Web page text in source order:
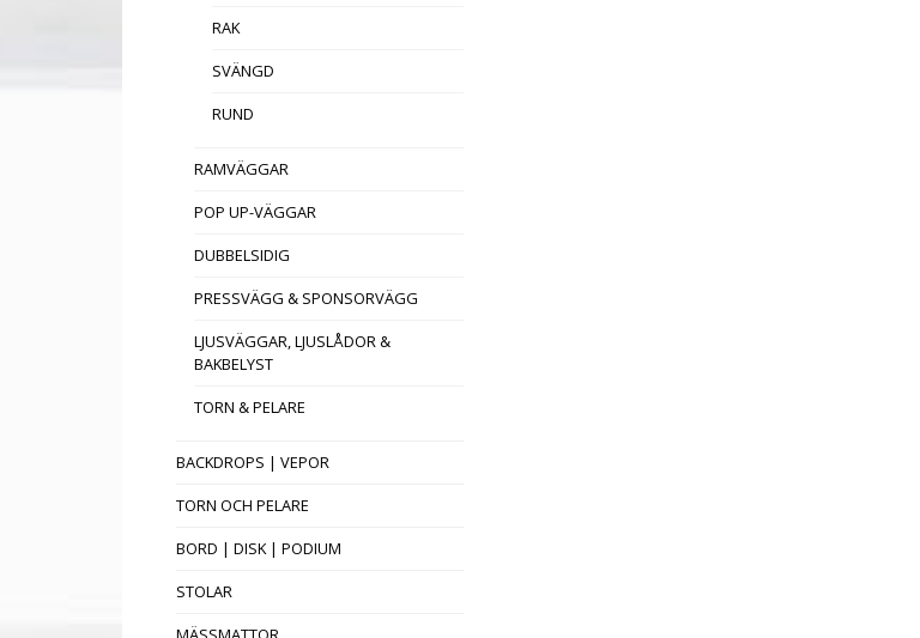
RAK
SVÄNGD
RUND
RAMVÄGGAR
POP UP-VÄGGAR
DUBBELSIDIG
PRESSVÄGG & SPONSORVÄGG
LJUSVÄGGAR, LJUSLÅDOR &
BAKBELYST
TORN & PELARE
BACKDROPS | VEPOR
TORN OCH PELARE
BORD | DISK | PODIUM
STOLAR